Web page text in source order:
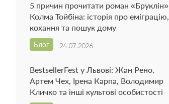
5 причин прочитати роман «Бруклін»
Колма Тойбіна: історія про еміграцію,
кохання та пошук дому
24.07.2026
Блог
BestsellerFest у Львові: Жан Рено,
Артем Чех, Ірена Карпа, Володимир
Кличко та інші культові особистості